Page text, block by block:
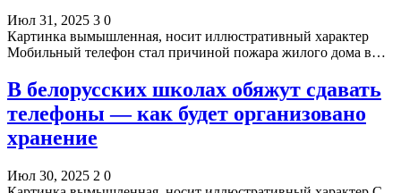
Июл 31, 2025 3 0
Картинка вымышленная, носит иллюстративный характер
Мобильный телефон стал причиной пожара жилого дома в…
В белорусских школах обяжут сдавать
телефоны — как будет организовано
хранение
Июл 30, 2025 2 0